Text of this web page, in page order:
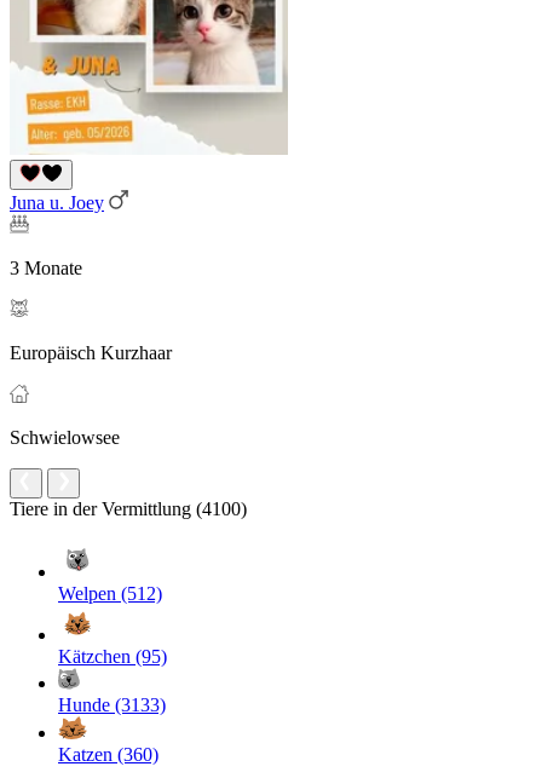
Juna u. Joey
3 Monate
Europäisch Kurzhaar
Schwielowsee
Tiere in der Vermittlung (4100)
Welpen (512)
Kätzchen (95)
Hunde (3133)
Katzen (360)